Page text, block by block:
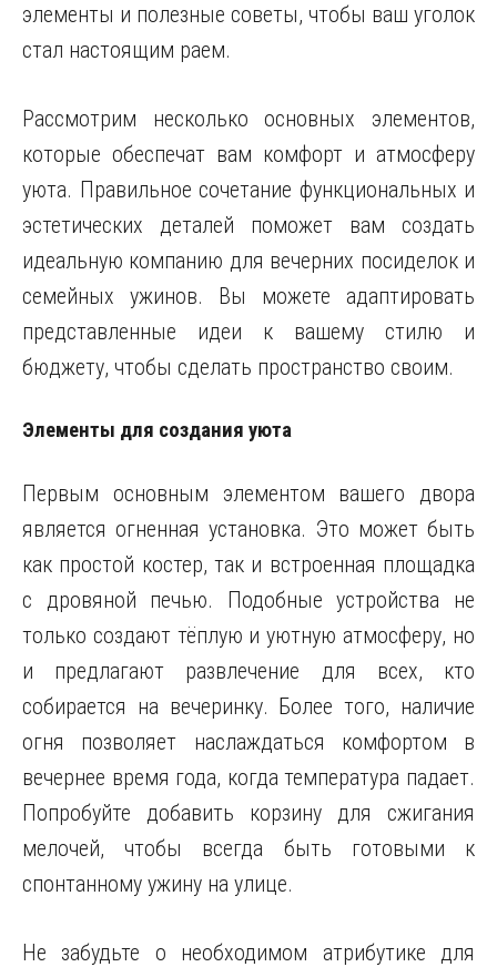
элементы и полезные советы, чтобы ваш уголок
стал настоящим раем.
Рассмотрим несколько основных элементов,
которые обеспечат вам комфорт и атмосферу
уюта. Правильное сочетание функциональных и
эстетических деталей поможет вам создать
идеальную компанию для вечерних посиделок и
семейных ужинов. Вы можете адаптировать
представленные идеи к вашему стилю и
бюджету, чтобы сделать пространство своим.
Элементы для создания уюта
Первым основным элементом вашего двора
является огненная установка. Это может быть
как простой костер, так и встроенная площадка
с дровяной печью. Подобные устройства не
только создают тёплую и уютную атмосферу, но
и предлагают развлечение для всех, кто
собирается на вечеринку. Более того, наличие
огня позволяет наслаждаться комфортом в
вечернее время года, когда температура падает.
Попробуйте добавить корзину для сжигания
мелочей, чтобы всегда быть готовыми к
спонтанному ужину на улице.
Не забудьте о необходимом атрибутике для